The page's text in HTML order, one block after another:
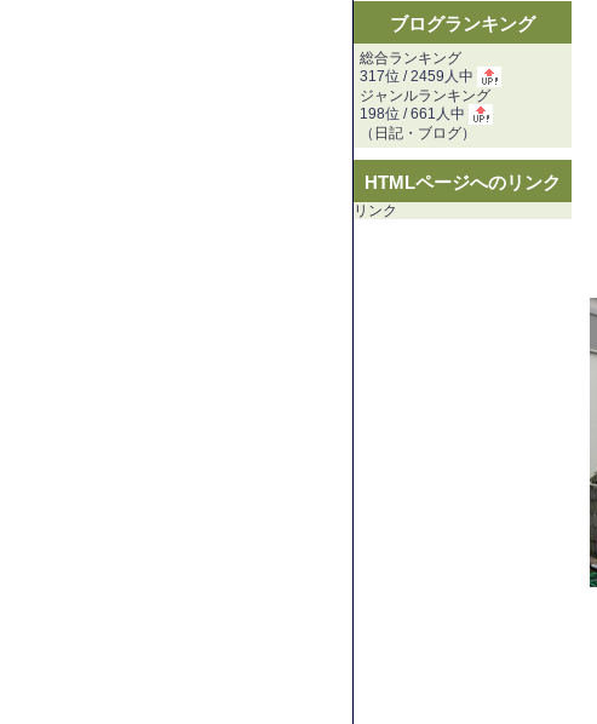
ブログランキング
総合ランキング
317位 / 2459人中
ジャンルランキング
198位 / 661人中
（ 日記・ブログ）
HTMLページへのリンク
リンク